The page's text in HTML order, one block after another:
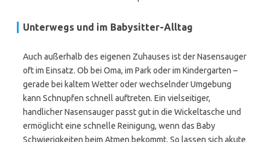
Unterwegs und im Babysitter-Alltag
Auch außerhalb des eigenen Zuhauses ist der Nasensauger
oft im Einsatz. Ob bei Oma, im Park oder im Kindergarten –
gerade bei kaltem Wetter oder wechselnder Umgebung
kann Schnupfen schnell auftreten. Ein vielseitiger,
handlicher Nasensauger passt gut in die Wickeltasche und
ermöglicht eine schnelle Reinigung, wenn das Baby
Schwierigkeiten beim Atmen bekommt. So lassen sich akute